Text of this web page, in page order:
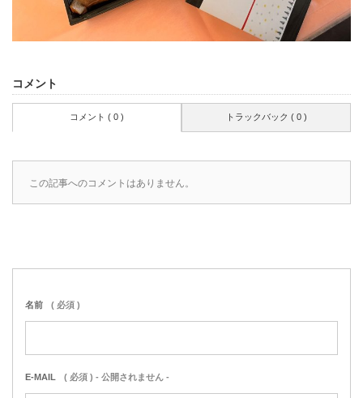
コメント
コメント ( 0 ) トラックバック ( 0 )
この記事へのコメントはありません。
名前 ( 必須 )
E-MAIL ( 必須 ) - 公開されません -